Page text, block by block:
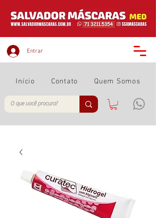
Início Contato Quem Somos
Entrar